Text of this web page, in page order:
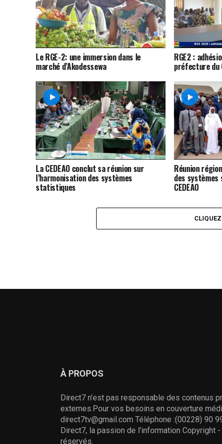
Le RGE-2: une immersion dans le
marché d’Akodessewa
RGE2 :
préfecture du
La CEDEAO conclut sa réunion sur
l’harmonisation des systèmes
statistiques
Réunion
des
CEDEAO
À PROPOS
Direct7 n’est pas responsable des contenus
externes.Pour vos besoins en couverture
direct7tv@gmail.com Téléphone :(00228) 90
Direct7, la passion de l'information Copyright
réservés.